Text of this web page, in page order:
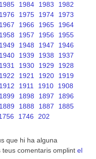
1985 1984 1983
1982
1976 1975 1974
1973
1967 1966 1965
1964
1958 1957 1956
1955
1949 1948 1947
1946
1940 1939 1938
1937
1931 1930 1929
1928
1922 1921 1920
1919
1912 1911 1910
1908
1899 1898 1897
1896
1889 1888 1887
1885
1746 202
que hi ha alguna
comentaris omplint el